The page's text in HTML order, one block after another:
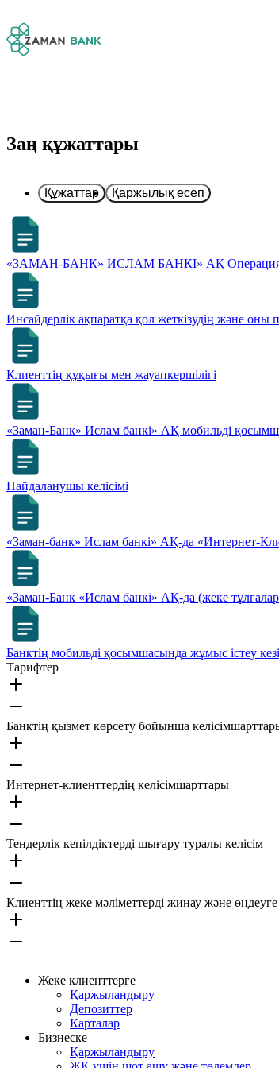
Заң құжаттары
Құжаттар Қаржылық есеп
«ЗАМАН-БАНК» ИСЛАМ БАНКІ» АҚ
Инсайдерлік ақпаратқа қол жеткізудің және оны
Клиенттің құқығы мен жауапкершілігі
«Заман-Банк» Ислам банкі» АҚ мобильді
Пайдаланушы келісімі
«Заман-банк» Ислам банкі» АҚ-да «Интернет-
«Заман-Банк «Ислам банкі» АҚ-да (жеке
Банктің мобильді қосымшасында жұмыс істеу
Тарифтер
Банктің қызмет көрсету бойынша
Интернет-клиенттердің келісімшарттары
Тендерлік кепілдіктерді шығару туралы келісім
Клиенттің жеке мәліметтерді жинау және
Жеке клиенттерге
Қаржыландыру
Депозиттер
Карталар
Бизнеске
Қаржыландыру